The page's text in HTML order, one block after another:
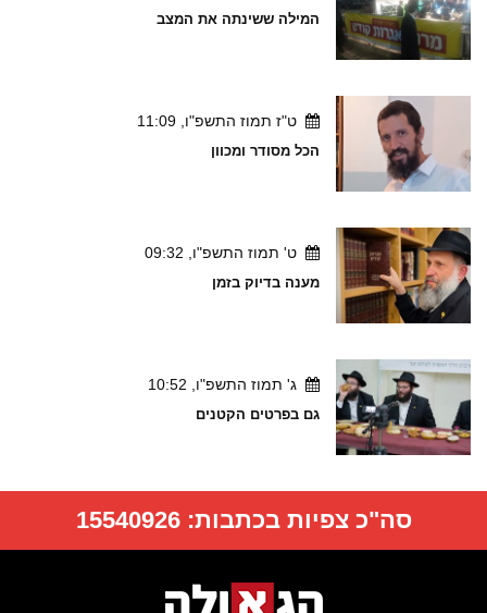
המילה ששינתה את המצב
ט"ז תמוז התשפ"ו, 11:09
הכל מסודר ומכוון
ט' תמוז התשפ"ו, 09:32
מענה בדיוק בזמן
ג' תמוז התשפ"ו, 10:52
גם בפרטים הקטנים
סה"כ צפיות בכתבות:15540926